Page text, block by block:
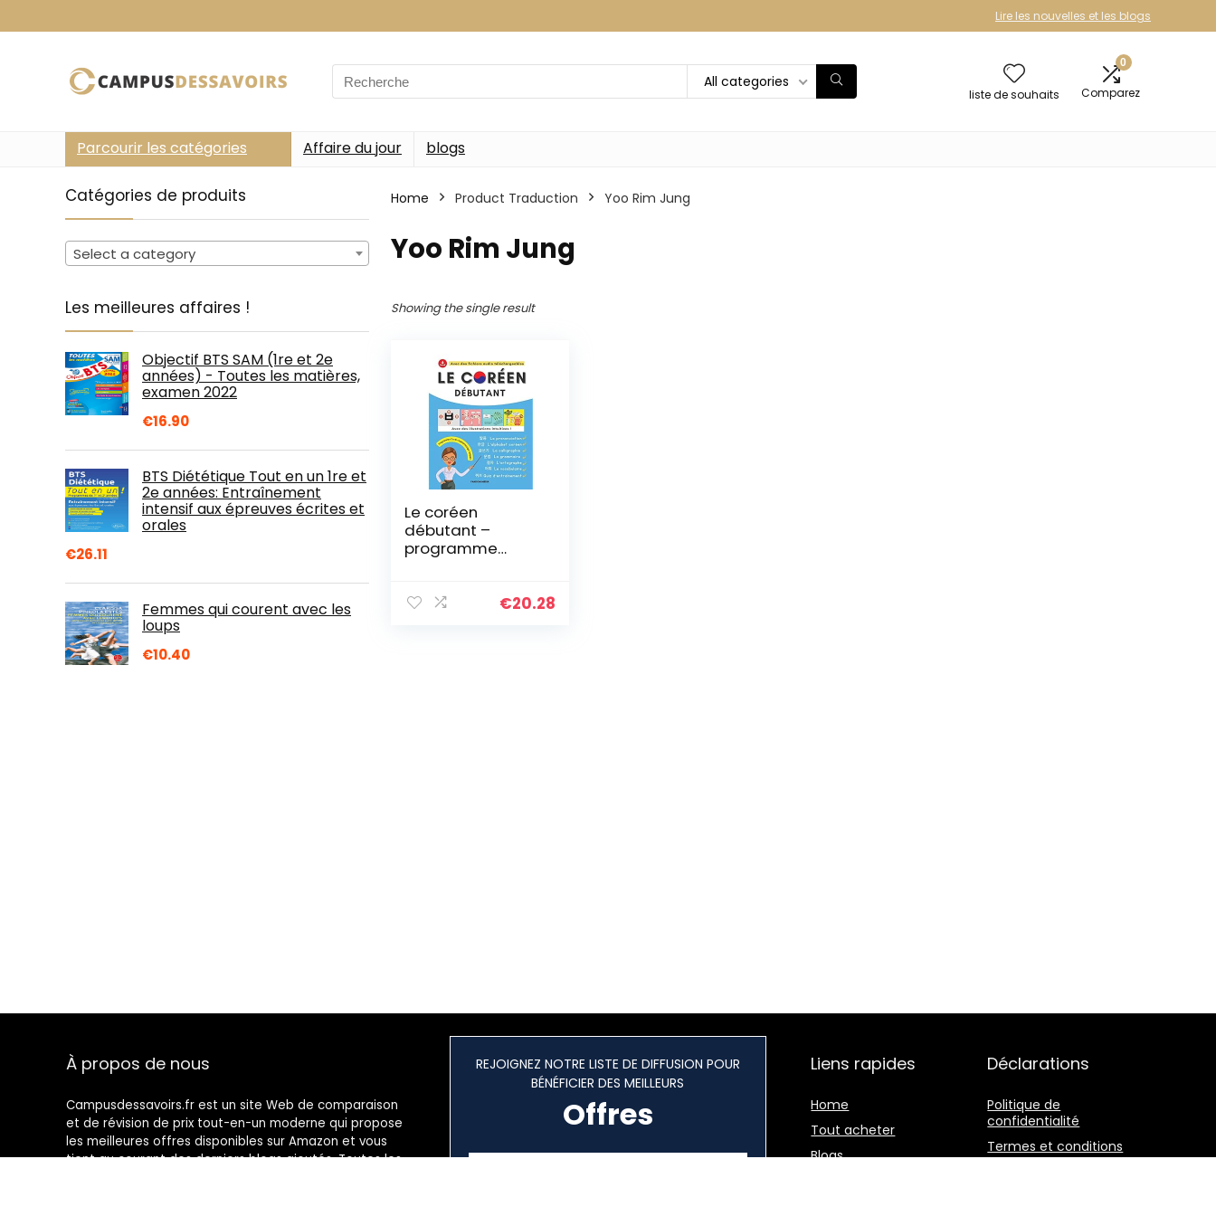
Lire les nouvelles et les blogs
Search
for:
All categories
liste de souhaits
0
Comparez
Parcourir les catégories Affaire du jour blogs
Catégories de produits
Select a category
Les meilleures affaires !
Objectif BTS SAM (1re et 2e
années) - Toutes les matières,
examen 2022
€16.90
BTS Diététique Tout en un 1re et
2e années: Entraînement
intensif aux épreuves écrites et
orales
€26.11
Femmes qui courent avec les
loups
€10.40
Home Product Traduction Yoo Rim Jung
Yoo Rim Jung
Showing the single result
Le coréen
débutant –
programme
complet
€20.28
À propos de nous
Campusdessavoirs.fr est un site Web de comparaison
et de révision de prix tout-en-un moderne qui propose
les meilleures offres disponibles sur Amazon et vous
tient au courant des derniers blogs ajoutés. Toutes les
REJOIGNEZ NOTRE LISTE DE DIFFUSION POUR
BÉNÉFICIER DES MEILLEURS
Offres
Liens rapides
Home
Tout acheter
Blogs
Déclarations
Politique de
confidentialité
Termes et conditions